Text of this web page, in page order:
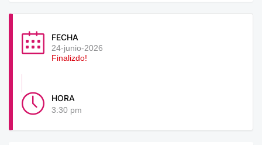
FECHA
24-junio-2026
Finalizdo!
HORA
3:30 pm